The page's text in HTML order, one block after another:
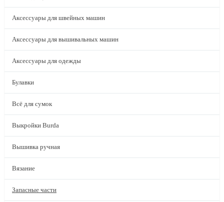
Аксессуары для швейных машин
Аксессуары для вышивальных машин
Аксессуары для одежды
Булавки
Всё для сумок
Выкройки Burda
Вышивка ручная
Вязание
Запасные части